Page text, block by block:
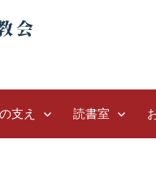
支え 読書室